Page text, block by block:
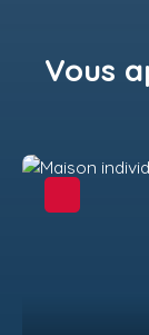
Vous